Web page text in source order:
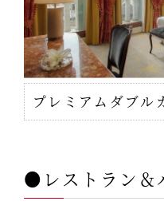
プレミアムダブル
●レストラン＆